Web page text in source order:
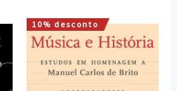
10% desconto
O
preço
era:
O
preço
é: